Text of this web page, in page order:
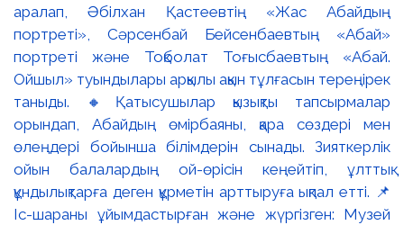
аралап, Әбілхан Қастеевтің «Жас Абайдың
портреті», Сәрсенбай Бейсенбаевтың «Абай»
портреті және Тоқболат Тоғысбаевтың «Абай.
Ойшыл» туындылары арқылы ақын тұлғасын тереңірек
таныды. 🔸Қатысушылар қызықты тапсырмалар
орындап, Абайдың өмірбаяны, қара сөздері мен
өлеңдері бойынша білімдерін сынады. Зияткерлік
ойын балалардың ой-өрісін кеңейтіп, ұлттық
құндылықтарға деген құрметін арттыруға ықпал етті. 📌
Іс-шараны ұйымдастырған және жүргізген: Музей